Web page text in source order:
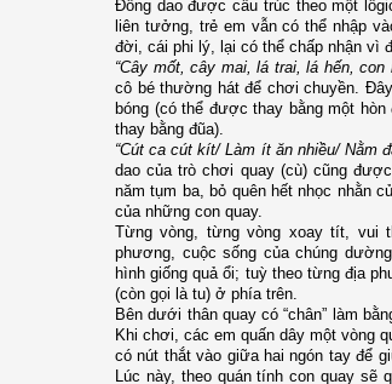
Đồng dao được cấu trúc theo một
liên tưởng, trẻ em vẫn có thể nhập
đời, cái phi lý, lại có thể chấp nhận vì
“Cây mốt, cây mai, lá trai, lá hến,
cô bé thường hát để chơi chuyền.
bóng (có thể được thay bằng một
thay bằng đũa).
“Cút ca cút kít/ Làm ít ăn nhiều/ Nằm
dao của trò chơi quay (cù) cũng
năm tụm ba, bỏ quên hết nhọc nhằn
của những con quay.
Từng vòng, từng vòng xoay tít, vui
phương, cuộc sống của chúng
hình giống quả ổi; tuỳ theo từng địa
(còn gọi là tu) ở phía trên.
Bên dưới thân quay có “chân” làm
Khi chơi, các em quấn dây một vòng
có nút thắt vào giữa hai ngón tay để
Lúc này, theo quán tính con quay sẽ